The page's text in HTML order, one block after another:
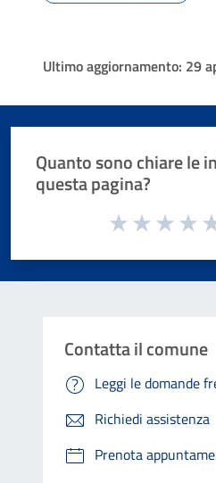
Ultimo aggiornamento: 29
Quanto sono chiare le
questa pagina?
Valuta da 1 a 5 stelle la pagina
Contatta il comune
Leggi le domande
Richiedi assistenza
Prenota